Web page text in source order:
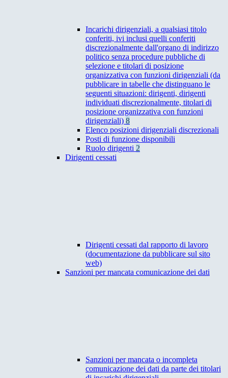
Incarichi dirigenziali, a qualsiasi titolo
conferiti, ivi inclusi quelli conferiti
discrezionalmente dall'organo di indirizzo
politico senza procedure pubbliche di
selezione e titolari di posizione
organizzativa con funzioni dirigenziali (da
pubblicare in tabelle che distinguano le
seguenti situazioni: dirigenti, dirigenti
individuati discrezionalmente, titolari di
posizione organizzativa con funzioni
dirigenziali) 8
Elenco posizioni dirigenziali discrezionali
Posti di funzione disponibili
Ruolo dirigenti 2
Dirigenti cessati
Dirigenti cessati dal rapporto di lavoro
(documentazione da pubblicare sul sito
web)
Sanzioni per mancata comunicazione dei dati
Sanzioni per mancata o incompleta
comunicazione dei dati da parte dei titolari